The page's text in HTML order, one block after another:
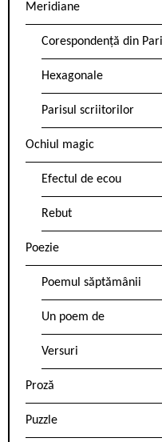
Meridiane
Corespondență din
Hexagonale
Parisul scriitorilor
Ochiul magic
Efectul de ecou
Rebut
Poezie
Poemul săptămânii
Un poem de
Versuri
Proză
Puzzle